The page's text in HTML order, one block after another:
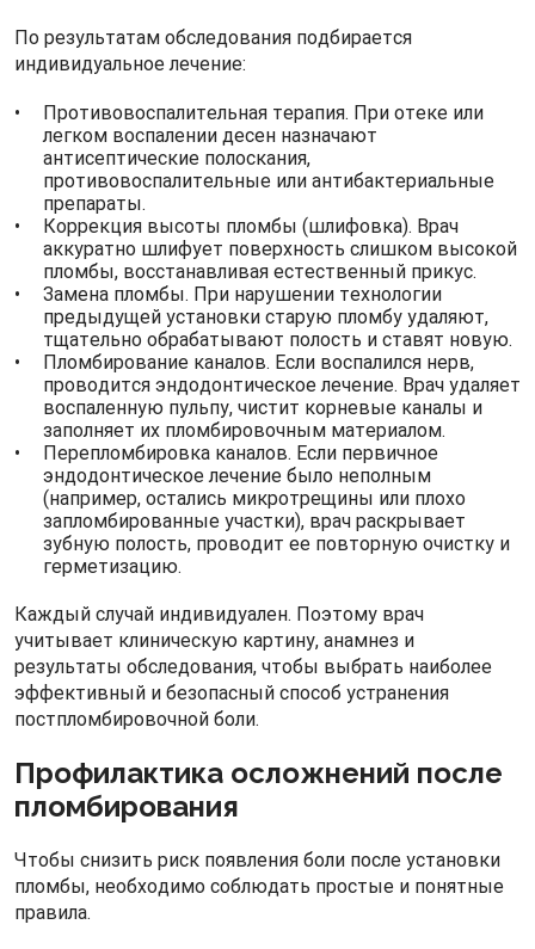
По результатам обследования подбирается
индивидуальное лечение:
Противовоспалительная терапия. При отеке или
легком воспалении десен назначают
антисептические полоскания,
противовоспалительные или антибактериальные
препараты.
Коррекция высоты пломбы (шлифовка). Врач
аккуратно шлифует поверхность слишком высокой
пломбы, восстанавливая естественный прикус.
Замена пломбы. При нарушении технологии
предыдущей установки старую пломбу удаляют,
тщательно обрабатывают полость и ставят новую.
Пломбирование каналов. Если воспалился нерв,
проводится эндодонтическое лечение. Врач удаляет
воспаленную пульпу, чистит корневые каналы и
заполняет их пломбировочным материалом.
Перепломбировка каналов. Если первичное
эндодонтическое лечение было неполным
(например, остались микротрещины или плохо
запломбированные участки), врач раскрывает
зубную полость, проводит ее повторную очистку и
герметизацию.
Каждый случай индивидуален. Поэтому врач
учитывает клиническую картину, анамнез и
результаты обследования, чтобы выбрать наиболее
эффективный и безопасный способ устранения
постпломбировочной боли.
Профилактика осложнений после
пломбирования
Чтобы снизить риск появления боли после установки
пломбы, необходимо соблюдать простые и понятные
правила.